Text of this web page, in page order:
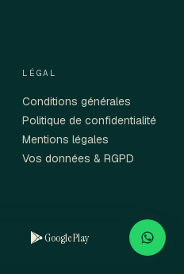
LÉGAL
Conditions générales
Politique de confidentialité
Mentions légales
Vos données & RGPD
Google Play